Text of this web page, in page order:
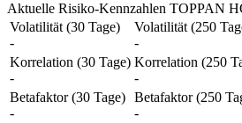
Aktuelle Risiko-Kennzahlen TOPPAN
Volatilität (30 Tage)
-
Volatilität (250
-
Korrelation (30 Tage)
-
Korrelation (250
-
Betafaktor (30 Tage)
-
Betafaktor (250
-